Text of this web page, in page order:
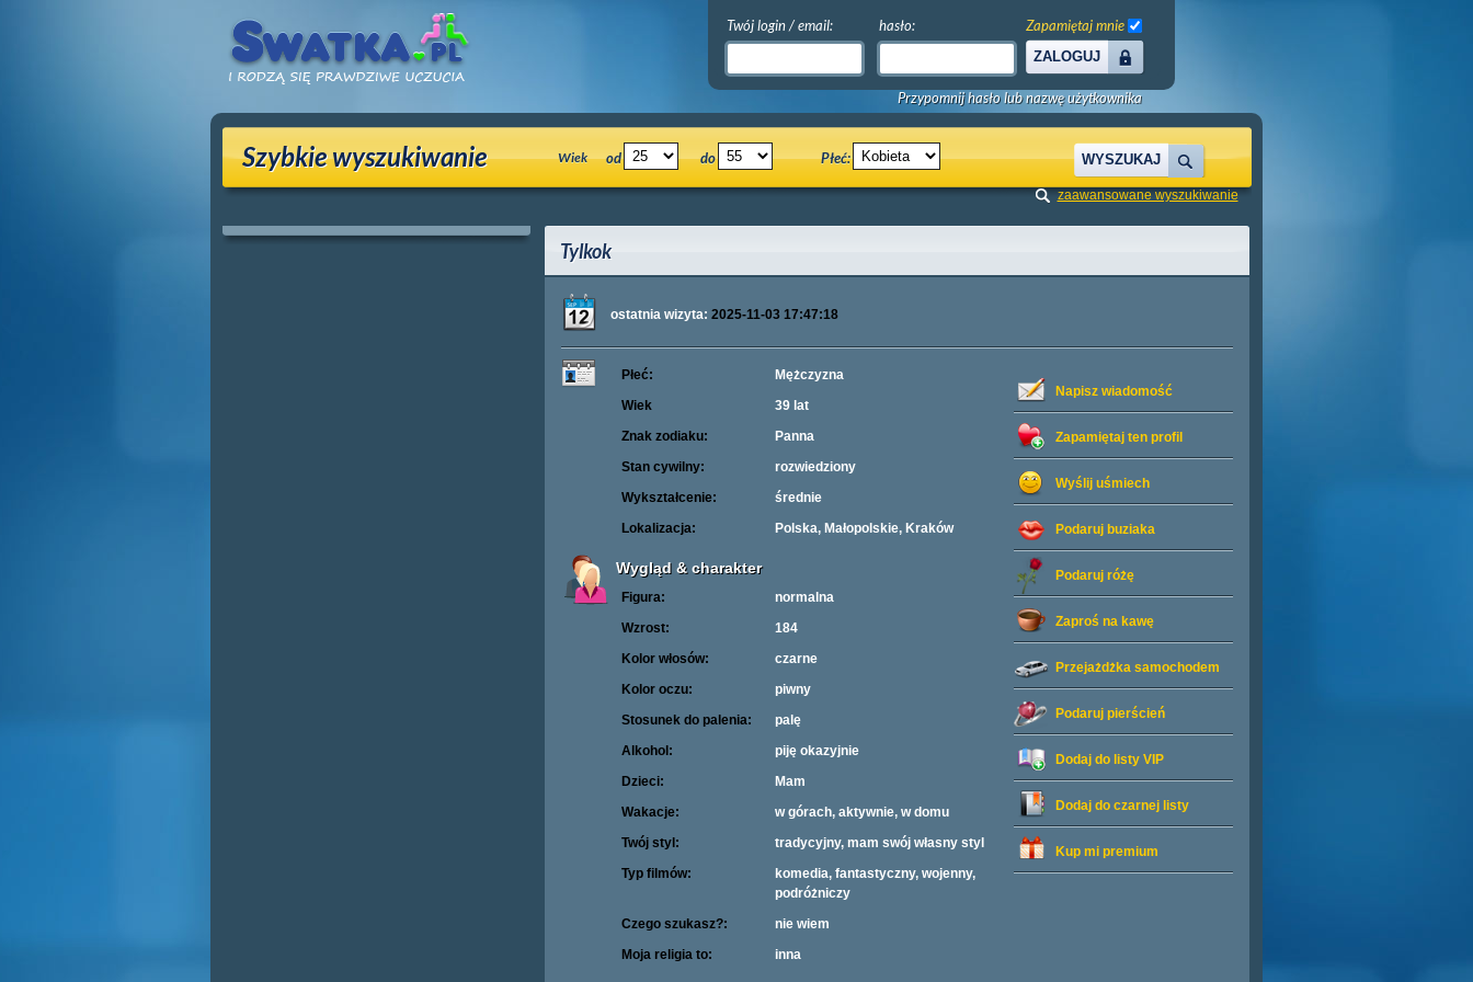
Twój login / email: hasło:
ZALOGUJ
Zapamiętaj mnie
Przypomnij hasło lub nazwę użytkownika
Szybkie wyszukiwanie Wiek od do Płeć: WYSZUKAJ
zaawansowane wyszukiwanie
Tylkok
ostatnia wizyta: 2025-11-03 17:47:18
Napisz wiadomość
Zapamiętaj ten profil
Wyślij uśmiech
Podaruj buziaka
Podaruj różę
Zaproś na kawę
Przejażdżka samochodem
Podaruj pierścień
Dodaj do listy VIP
Dodaj do czarnej listy
Kup mi premium
Płeć:
Mężczyzna
Wiek
39 lat
Znak zodiaku:
Panna
Stan cywilny:
rozwiedziony
Wykształcenie:
średnie
Lokalizacja:
Polska, Małopolskie, Kraków
Wygląd & charakter
Figura:
normalna
Wzrost:
184
Kolor włosów:
czarne
Kolor oczu:
piwny
Stosunek do palenia:
palę
Alkohol:
piję okazyjnie
Dzieci:
Mam
Wakacje:
w górach, aktywnie, w domu
Twój styl:
tradycyjny, mam swój własny styl
Typ filmów:
komedia, fantastyczny, wojenny,
podróżniczy
Czego szukasz?:
nie wiem
Moja religia to:
inna